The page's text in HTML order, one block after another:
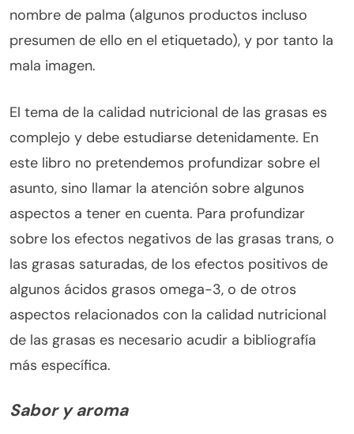
nombre de palma (algunos productos incluso
presumen de ello en el etiquetado), y por tanto la
mala imagen.
El tema de la calidad nutricional de las grasas es
complejo y debe estudiarse detenidamente. En
este libro no pretendemos profundizar sobre el
asunto, sino llamar la atención sobre algunos
aspectos a tener en cuenta. Para profundizar
sobre los efectos negativos de las grasas trans, o
las grasas saturadas, de los efectos positivos de
algunos ácidos grasos omega-3, o de otros
aspectos relacionados con la calidad nutricional
de las grasas es necesario acudir a bibliografía
más específica.
Sabor y aroma